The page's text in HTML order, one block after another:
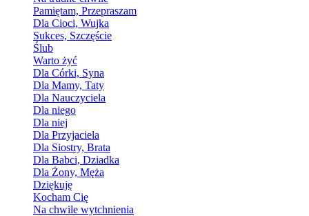
Pamiętam, Przepraszam
Dla Cioci, Wujka
Sukces, Szczęście
Ślub
Warto żyć
Dla Córki, Syna
Dla Mamy, Taty
Dla Nauczyciela
Dla niego
Dla niej
Dla Przyjaciela
Dla Siostry, Brata
Dla Babci, Dziadka
Dla Żony, Męża
Dziękuję
Kocham Cię
Na chwile wytchnienia